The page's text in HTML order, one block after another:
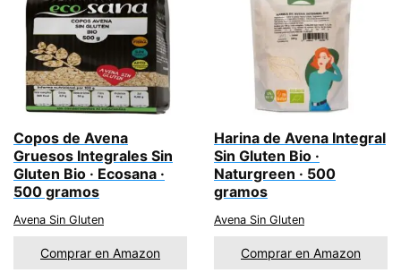
Copos de Avena
Gruesos Integrales Sin
Gluten Bio · Ecosana ·
500 gramos
Avena Sin Gluten
Comprar en Amazon
Harina de Avena Integral
Sin Gluten Bio ·
Naturgreen · 500
gramos
Avena Sin Gluten
Comprar en Amazon